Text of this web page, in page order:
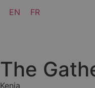
EN FR
The
Kenia